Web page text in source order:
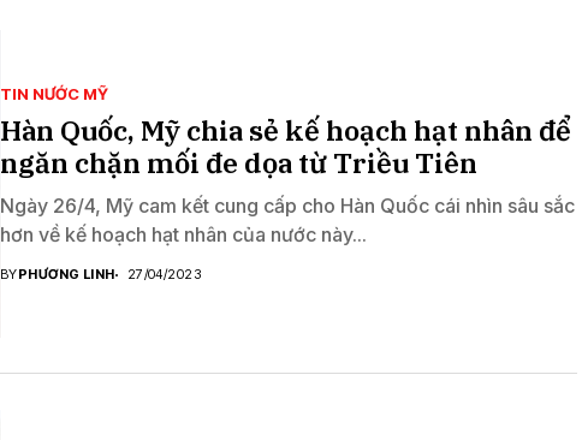
TIN NƯỚC MỸ
Hàn Quốc, Mỹ chia sẻ kế hoạch hạt nhân để
ngăn chặn mối đe dọa từ Triều Tiên
Ngày 26/4, Mỹ cam kết cung cấp cho Hàn Quốc cái nhìn sâu sắc
hơn về kế hoạch hạt nhân của nước này...
BYPHƯƠNG LINH 27/04/2023